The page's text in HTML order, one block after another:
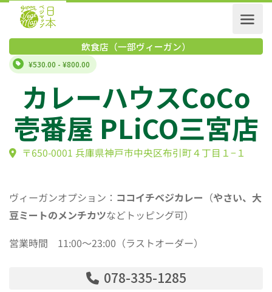
飲食店（一部ヴィーガン）
¥530.00 - ¥800.00
カレーハウスCoCo
壱番屋 PLiCO三宮
ヴィーガンオプション： ココイチベジカレー （やさい、大
豆ミートのメンチカツなどトッピング可）
営業時間 11:00〜23:00（ラストオーダー）
078-335-1285